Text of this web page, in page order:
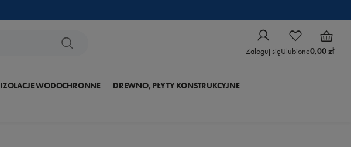
Zaloguj sięUlubione0,00 zł
IZOLACJE WODOCHRONNE DREWNO, PŁYTY KONSTRUKCYJNE